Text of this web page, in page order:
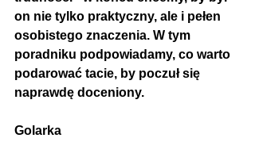
on nie tylko praktyczny, ale i pełen
osobistego znaczenia. W tym
poradniku podpowiadamy, co warto
podarować tacie, by poczuł się
naprawdę doceniony.
Golarka